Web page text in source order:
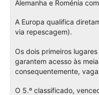
Alemanha e Roménia
A Europa qualifica
via repescagem).
Os dois primeiros
garantem acesso às
consequentemente,
O 5.º classificado,